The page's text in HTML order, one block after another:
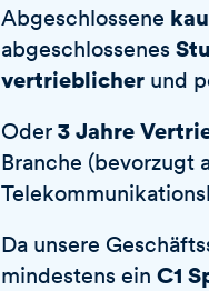
Abgeschlossene
abgeschlossenes
vertrieblicher und
Oder3 Jahre
Branche (bevorzugt
Da unsere
mindestens ein C1